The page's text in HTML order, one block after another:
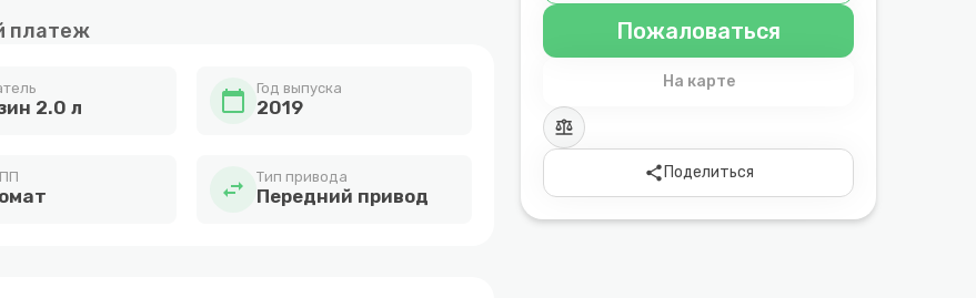
Пожаловаться
На карте
balance
share Поделиться
платеж
2.0 л calendar_today Год выпуска
2019
swap_horiz Тип привода
Передний привод